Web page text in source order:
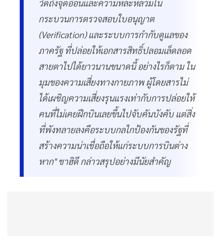
วัดถึงจุดอ่อนและความหละหลวมใน
กระบวนการตรวจสอบใบอนุญาต
(Verification) และระบบการกำกับดูแลของ
ภาครัฐ ที่ปล่อยให้เอกสารสิทธิ์ปลอมเล็ดลอด
สายตาไปได้ยาวนานขนาดนี้ อย่างไรก็ตาม ใน
มุมของความเสี่ยงทางกายภาพ ผู้โดยสารไม่
ได้เผชิญความเสี่ยงรุนแรงเท่ากับการปล่อยให้
คนที่ไม่เคยฝึกบินเลยขึ้นไปจับคันบังคับ แต่สิ่ง
ที่พังทลายลงคือระบบกลไกป้องกันของรัฐที่
สร้างความน่าเชื่อถือให้แก่ระบบการบินต่าง
หาก" ชาฮิดี กล่าวสรุปอย่างมีนัยสำคัญ